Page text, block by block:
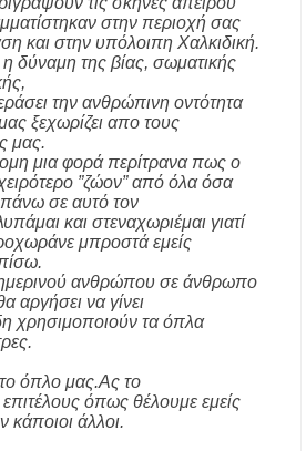
η
Μεταμορφώσεως
κερδίζουμε
στην περιοχή σας
και στην υπόλοιπη Χαλκιδική.
δύναμη της βίας, σωματικής
την ανθρώπινη οντότητα
ξεχωρίζει απο τους
μας.
μια φορά περίτρανα πως ο
”ζώον” από όλα όσα
σε αυτό τον
και στεναχωριέμαι γιατί
μπροστά εμείς
ανθρώπου σε άνθρωπο
αργήσει να γίνει
χρησιμοποιούν τα όπλα
όπλο μας.Ας το
όπως θέλουμε εμείς
κάποιοι άλλοι.